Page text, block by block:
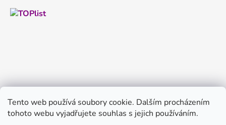
Tento web používá soubory cookie. Dalším procházením
tohoto webu vyjadřujete souhlas s jejich používáním.